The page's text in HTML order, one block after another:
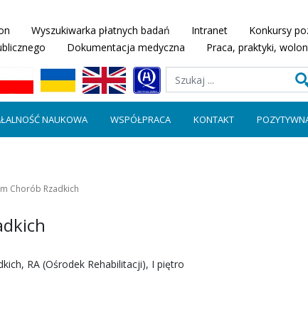
Wyszukiwarka płatnych badań Intranet
Konkursy
Dokumentacja medyczna Praca, praktyki,
NAUKOWA WSPÓŁPRACA KONTAKT
Chorób Rzadkich
RA (Ośrodek Rehabilitacji), I piętro